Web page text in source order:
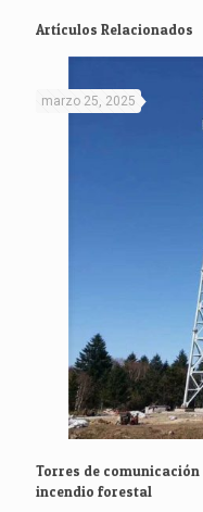
Artículos Relacionados
marzo 25, 2025
Torres de
incendio forestal